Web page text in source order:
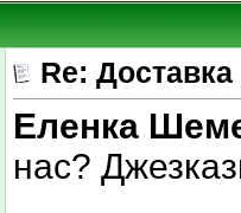
Re:
Еленка
нас?